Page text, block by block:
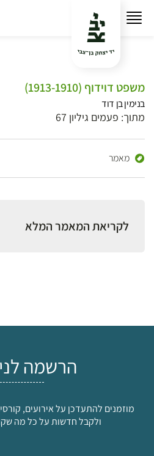
משפט דוידוף (1913-1910)
בנימין בן דוד
מתוך: פעמים גיליון 67
מאמר
לקריאת המאמר המלא
הרשמה
מוזמנים להתעדכן על אירועים,
ולקבל חדשות על כל מה